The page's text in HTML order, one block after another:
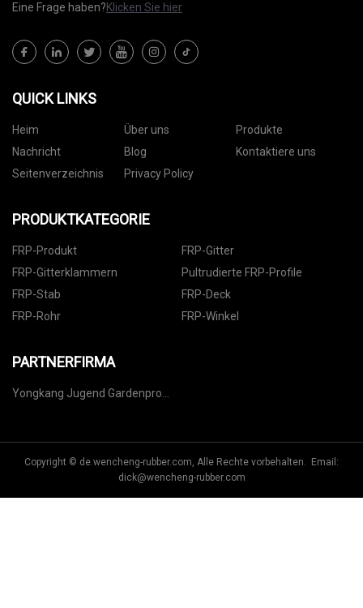
Eine Frage haben?Klicken Sie hier
QUICK LINKS
Heim Über uns
Produkte
Nachricht
Blog
Kontaktiere uns
Seitenverzeichnis
Privacy Policy
PRODUKTKATEGORIE
FRP-Produkt
FRP-Gitter
FRP-Gitterklammern
Pultrudierte FRP-Profile
FRP-Stab
FRP-Deck
FRP-Rohr
FRP-Winkel
PARTNERFIRMA
Yongkang Jugend Gardenpro
Copyright © de.wencheng-rubber.com, Alle Rechte vorbehalten. Email:
dick@wencheng-rubber.com